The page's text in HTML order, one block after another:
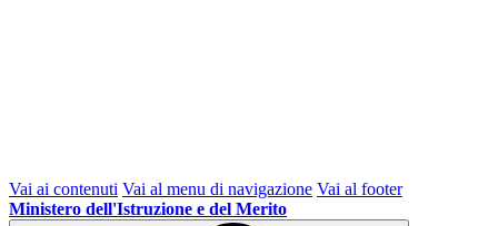
Vai ai contenuti Vai al menu di navigazione Vai al footer
Ministero dell'Istruzione e del Merito